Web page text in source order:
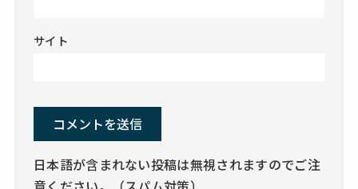
サイト
日本語が含まれない投稿は無視されますのでご注